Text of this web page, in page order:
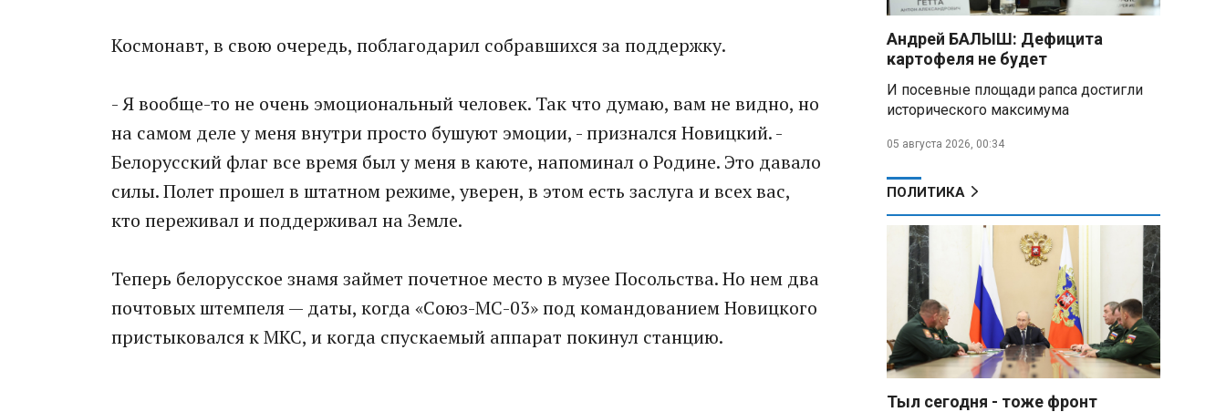
Космонавт, в свою очередь, поблагодарил собравшихся за поддержку.
- Я вообще-то не очень эмоциональный человек. Так что думаю, вам не видно, но
на самом деле у меня внутри просто бушуют эмоции, - признался Новицкий. -
Белорусский флаг все время был у меня в каюте, напоминал о Родине. Это давало
силы. Полет прошел в штатном режиме, уверен, в этом есть заслуга и всех вас,
кто переживал и поддерживал на Земле.
Теперь белорусское знамя займет почетное место в музее Посольства. Но нем два
почтовых штемпеля — даты, когда «Союз-МС-03» под командованием Новицкого
пристыковался к МКС, и когда спускаемый аппарат покинул станцию.
самых популярных зарубежных
городов у российских туристов
Минобороны РФ: при
освобождении Анискино ВСУ
военных сдалась в плен
Александр Лукашенко:
Россияне «услышали батьку» и
скупают пустующие дома в
белорусских деревнях
Алесандр Лукашенко назвал
работу сельской торговли
«неудовлетворительной» и
возмутился «просрочкой и
тухлятиной»
Владимир Путин обсудил с
Андрей БАЛЫШ: Дефицита
картофеля не будет
И посевные площади рапса достигли
исторического максимума
05 августа 2026, 00:34
ПОЛИТИКА
Тыл сегодня - тоже фронт